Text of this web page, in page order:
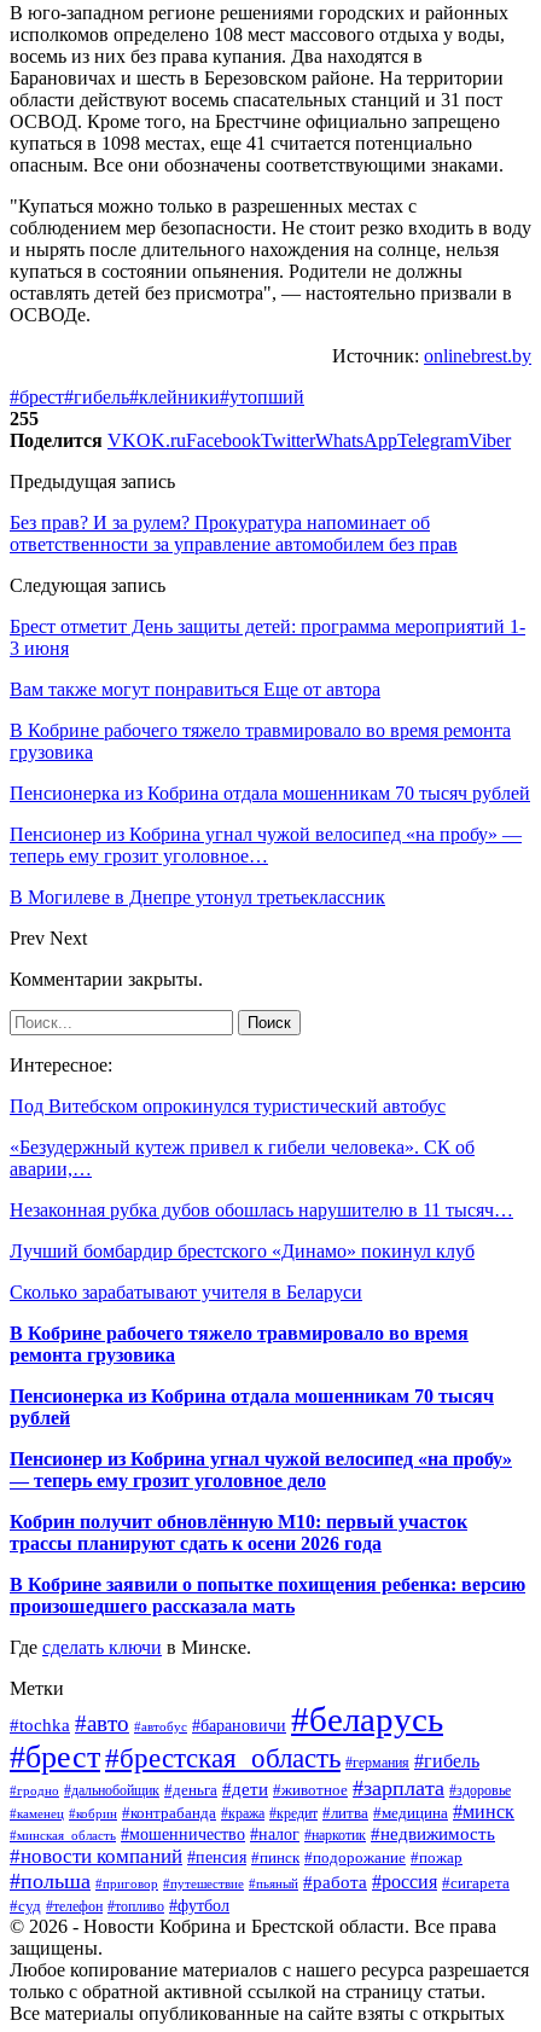
В юго-западном регионе решениями городских и районных
исполкомов определено 108 мест массового отдыха у воды,
восемь из них без права купания. Два находятся в
Барановичах и шесть в Березовском районе. На территории
области действуют восемь спасательных станций и 31 пост
ОСВОД. Кроме того, на Брестчине официально запрещено
купаться в 1098 местах, еще 41 считается потенциально
опасным. Все они обозначены соответствующими знаками.
"Купаться можно только в разрешенных местах с
соблюдением мер безопасности. Не стоит резко входить в воду
и нырять после длительного нахождения на солнце, нельзя
купаться в состоянии опьянения. Родители не должны
оставлять детей без присмотра", — настоятельно призвали в
ОСВОДе.
Источник: onlinebrest.by
#брест#гибель#клейники#утопший
255
Поделится VKOK.ruFacebookTwitterWhatsAppTelegramViber
Предыдущая запись
Без прав? И за рулем? Прокуратура напоминает об
ответственности за управление автомобилем без прав
Следующая запись
Брест отметит День защиты детей: программа мероприятий 1-
3 июня
Вам также могут понравиться Еще от автора
В Кобрине рабочего тяжело травмировало во время ремонта
грузовика
Пенсионерка из Кобрина отдала мошенникам 70 тысяч рублей
Пенсионер из Кобрина угнал чужой велосипед «на пробу» —
теперь ему грозит уголовное…
В Могилеве в Днепре утонул третьеклассник
Prev Next
Комментарии закрыты.
Интересное:
Под Витебском опрокинулся туристический автобус
«Безудержный кутеж привел к гибели человека». СК об
аварии,…
Незаконная рубка дубов обошлась нарушителю в 11 тысяч…
Лучший бомбардир брестского «Динамо» покинул клуб
Сколько зарабатывают учителя в Беларуси
В Кобрине рабочего тяжело травмировало во время
ремонта грузовика
Пенсионерка из Кобрина отдала мошенникам 70 тысяч
рублей
Пенсионер из Кобрина угнал чужой велосипед «на пробу»
— теперь ему грозит уголовное дело
Кобрин получит обновлённую М10: первый участок
трассы планируют сдать к осени 2026 года
В Кобрине заявили о попытке похищения ребенка: версию
произошедшего рассказала мать
Где сделать ключи в Минске.
Метки
#tochka #авто #автобус #барановичи #беларусь
#брест#брестская_область #германия #гибель
#гродно #дальнобойщик #деньга #дети #животное #зарплата #здоровье
#каменец #кобрин #контрабанда #кража #кредит #литва #медицина #минск
#минская_область #мошенничество #налог #наркотик #недвижимость
#новости компаний #пенсия #пинск #подорожание #пожар
#польша #приговор #путешествие #пьяный #работа #россия #сигарета
#суд #телефон #топливо #футбол
© 2026 - Новости Кобрина и Брестской области. Все права
защищены.
Любое копирование материалов с нашего ресурса разрешается
только с обратной активной ссылкой на страницу статьи.
Все материалы опубликованные на сайте взяты с открытых